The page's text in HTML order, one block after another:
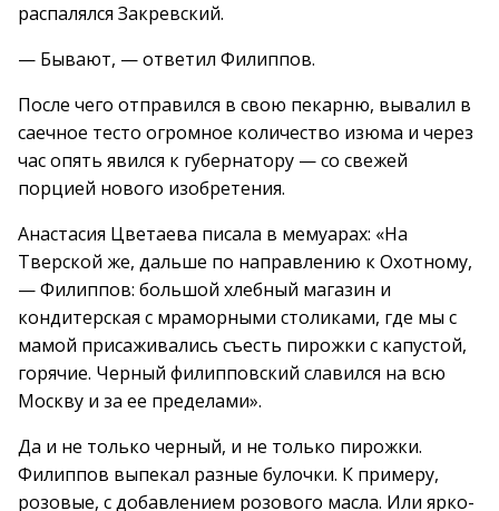
распалялся Закревский.
— Бывают, — ответил Филиппов.
После чего отправился в свою пекарню, вывалил в
саечное тесто огромное количество изюма и через
час опять явился к губернатору — со свежей
порцией нового изобретения.
Анастасия Цветаева писала в мемуарах: «На
Тверской же, дальше по направлению к Охотному,
— Филиппов: большой хлебный магазин и
кондитерская с мраморными столиками, где мы с
мамой присаживались съесть пирожки с капустой,
горячие. Черный филипповский славился на всю
Москву и за ее пределами».
Да и не только черный, и не только пирожки.
Филиппов выпекал разные булочки. К примеру,
розовые, с добавлением розового масла. Или ярко-